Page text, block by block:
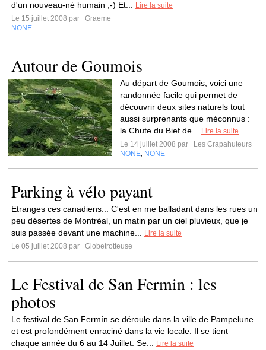
d'un nouveau-né humain ;-) Et...
Lire la suite
Le 15 juillet 2008 par
Graeme
NONE
Autour de Goumois
Au départ de Goumois, voici une
randonnée facile qui permet de
découvrir deux sites naturels tout
aussi surprenants que méconnus :
la Chute du Bief de...
Lire la suite
Le 14 juillet 2008 par
Les Crapahuteurs
NONE NONE
Parking à vélo payant
Etranges ces canadiens... C'est en me balladant dans les rues un
peu désertes de Montréal, un matin par un ciel pluvieux, que je
suis passée devant une machine...
Lire la suite
Le 05 juillet 2008 par
Globetrotteuse
Le Festival de San Fermin : les
photos
Le festival de San Fermín se déroule dans la ville de Pampelune
et est profondément enraciné dans la vie locale. Il se tient
chaque année du 6 au 14 Juillet. Se...
Lire la suite